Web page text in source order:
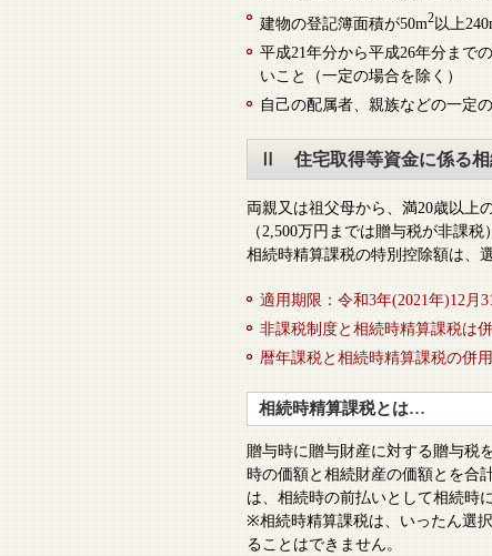
建物の登記簿面積が50m2以上
平成21年分から平成26年分まで
いこと（一定の場合を除く）
自己の配属者、親族などの一定
Ⅱ 住宅取得等資金に係る相
両親又は祖父母から、満20歳以上
（2,500万円までは贈与税が非課
相続時精算課税の特別控除額は、
適用期限：令和3年(2021年)12月
非課税制度と相続時精算課税は
暦年課税と相続時精算課税の併
相続時精算課税とは…
贈与時に贈与財産に対する贈与税
時の価額と相続財産の価額とを合
は、相続時の前払いとして相続時
※相続時精算課税は、いったん選
ることはできません。